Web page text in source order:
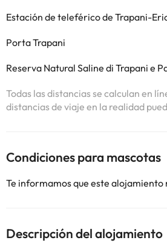
Estación de teleférico de Trapani-
Porta Trapani
Reserva Natural Saline di Trapani e
Todas las distancias se calculan en
distancias de viaje en la realidad
Condiciones para mascotas
Te informamos que este alojamiento
Descripción del alojamiento